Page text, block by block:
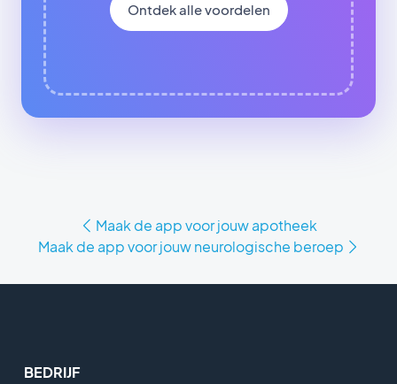
Ontdek alle voordelen
Maak de app voor jouw apotheek
Maak de app voor jouw neurologische beroep
BEDRIJF